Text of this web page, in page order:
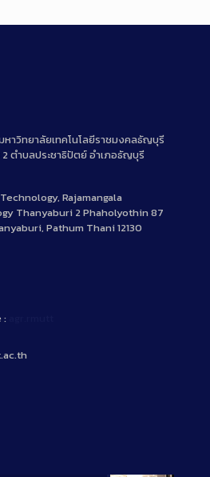
หาวิทยาลัยเทคโนโลยีราชมงคลธัญบุรี
ตำบลประชาธิปัตย์ อำเภอธัญบุรี
Rajamangala
Thanyaburi 2 Phaholyothin 87
Pathum Thani 12130
: